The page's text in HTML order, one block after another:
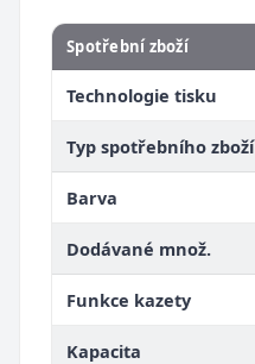
Spotřební zboží
Technologie tisku
Typ spotřebního zboží
Barva
Dodávané množ.
Funkce kazety
Kapacita